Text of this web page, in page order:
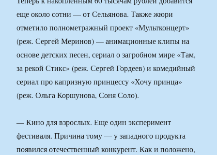
еще около сотни — от Сельянова. Также жюри
отметило полнометражный проект «Мультконцерт»
(реж. Сергей Меринов) — анимационные клипы на
основе детских песен, сериал о загробном мире «Там,
за рекой Стикс» (реж. Сергей Гордеев) и комедийный
сериал про капризную принцессу «Хочу принца»
(реж. Ольга Коршунова, Соня Соло).
— Кино для взрослых. Еще один эксперимент
фестиваля. Причина тому — у западного продукта
появился отечественный конкурент. Как и положено,